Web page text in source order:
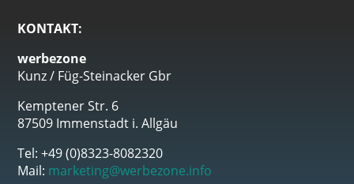
KONTAKT:
werbezone
Kunz / Füg-Steinacker Gbr
Kemptener Str. 6
87509 Immenstadt i. Allgäu
Tel: +49 (0)8323-8082320
Mail: marketing@werbezone.info